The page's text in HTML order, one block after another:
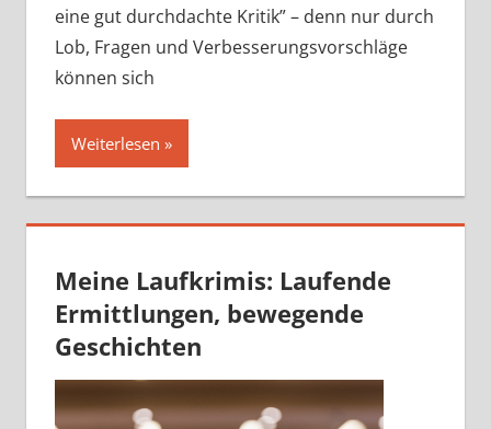
eine gut durchdachte Kritik” – denn nur durch
Lob, Fragen und Verbesserungsvorschläge
können sich
Weiterlesen
Meine Laufkrimis: Laufende
Ermittlungen, bewegende
Geschichten